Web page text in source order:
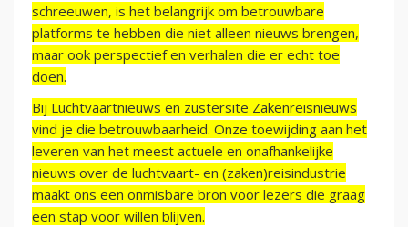
schreeuwen, is het belangrijk om betrouwbare
platforms te hebben die niet alleen nieuws brengen,
maar ook perspectief en verhalen die er echt toe
doen.
Bij Luchtvaartnieuws en zustersite Zakenreisnieuws
vind je die betrouwbaarheid. Onze toewijding aan het
leveren van het meest actuele en onafhankelijke
nieuws over de luchtvaart- en (zaken)reisindustrie
maakt ons een onmisbare bron voor lezers die graag
een stap voor willen blijven.